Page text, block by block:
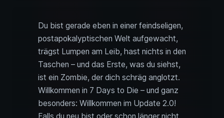
Du bist gerade eben in einer feindseligen,
postapokalyptischen Welt aufgewacht,
trägst Lumpen am Leib, hast nichts in den
Taschen – und das Erste, was du siehst,
ist ein Zombie, der dich schräg anglotzt.
Willkommen in 7 Days to Die – und ganz
besonders: Willkommen im Update 2.0!